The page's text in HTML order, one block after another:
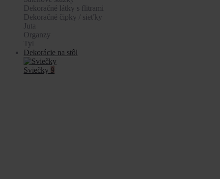
Dekoračné látky s flitrami
Dekoračné čipky / sieťky
Juta
Organzy
Tyl
Dekorácie na stôl
Sviečky 9